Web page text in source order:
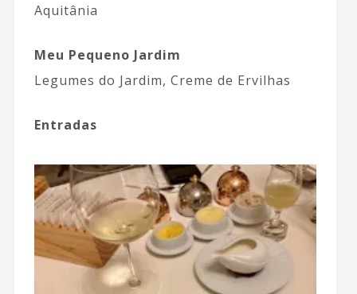
Aquitânia
Meu Pequeno Jardim
Legumes do Jardim, Creme de Ervilhas
Entradas